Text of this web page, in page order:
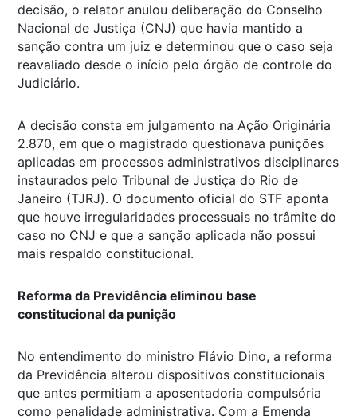
decisão, o relator anulou deliberação do Conselho
Nacional de Justiça (CNJ) que havia mantido a
sanção contra um juiz e determinou que o caso seja
reavaliado desde o início pelo órgão de controle do
Judiciário.
A decisão consta em julgamento na Ação Originária
2.870, em que o magistrado questionava punições
aplicadas em processos administrativos disciplinares
instaurados pelo Tribunal de Justiça do Rio de
Janeiro (TJRJ). O documento oficial do STF aponta
que houve irregularidades processuais no trâmite do
caso no CNJ e que a sanção aplicada não possui
mais respaldo constitucional.
Reforma da Previdência eliminou base
constitucional da punição
No entendimento do ministro Flávio Dino, a reforma
da Previdência alterou dispositivos constitucionais
que antes permitiam a aposentadoria compulsória
como penalidade administrativa. Com a Emenda